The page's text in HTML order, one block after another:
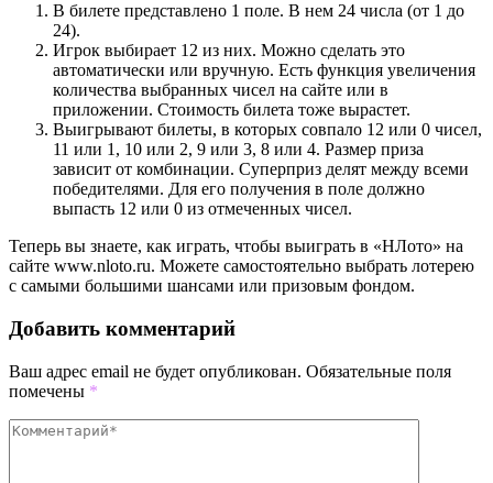
В билете представлено 1 поле. В нем 24 числа (от 1 до
24).
Игрок выбирает 12 из них. Можно сделать это
автоматически или вручную. Есть функция увеличения
количества выбранных чисел на сайте или в
приложении. Стоимость билета тоже вырастет.
Выигрывают билеты, в которых совпало 12 или 0 чисел,
11 или 1, 10 или 2, 9 или 3, 8 или 4. Размер приза
зависит от комбинации. Суперприз делят между всеми
победителями. Для его получения в поле должно
выпасть 12 или 0 из отмеченных чисел.
Теперь вы знаете, как играть, чтобы выиграть в «НЛото» на
сайте www.nloto.ru. Можете самостоятельно выбрать лотерею
с самыми большими шансами или призовым фондом.
Добавить комментарий
Ваш адрес email не будет опубликован. Обязательные поля
помечены *